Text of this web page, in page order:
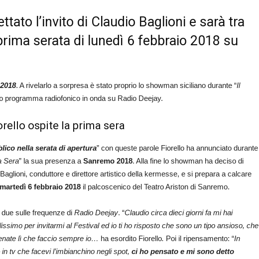
l’invito di Claudio Baglioni e sarà tra
serata di lunedì 6 febbraio 2018 su
. A rivelarlo a sorpresa è stato proprio lo showman siciliano durante “Il
programma radiofonico in onda su Radio Deejay.
ospite la prima sera
nella serata di apertura” con queste parole Fiorello ha annunciato durante
Sera” la sua presenza a Sanremo 2018. Alla fine lo showman ha deciso di
conduttore e direttore artistico della kermesse, e si prepara a calcare
6 febbraio 2018 il palcoscenico del Teatro Ariston di Sanremo.
sulle frequenze di Radio Deejay. “Claudio circa dieci giorni fa mi hai
per invitarmi al Festival ed io ti ho risposto che sono un tipo ansioso, che
lì che faccio sempre io… ha esordito Fiorello. Poi il ripensamento: “In
tv che facevi l’imbianchino negli spot, ci ho pensato e mi sono detto